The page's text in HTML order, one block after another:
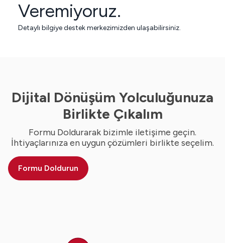
Veremiyoruz.
Detaylı bilgiye destek merkezimizden ulaşabilirsiniz.
Dijital Dönüşüm Yolculuğunuza
Birlikte Çıkalım
Formu Doldurarak bizimle iletişime geçin.
İhtiyaçlarınıza en uygun çözümleri birlikte seçelim.
Formu Doldurun